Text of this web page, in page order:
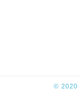
© 2020